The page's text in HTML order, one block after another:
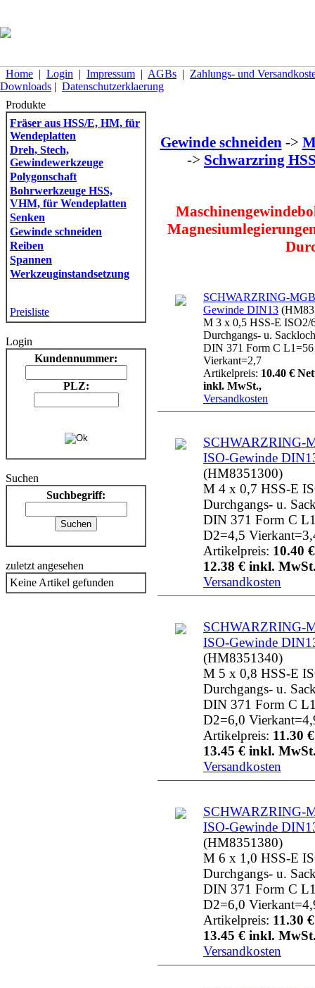
Home | Login | Impressum | AGBs | Zahlungs- und
Downloads | Datenschutzerklaerung
Produkte
Fräser aus HSS/E, HM, für
Wendeplatten
Dreh, Stech,
Gewindewerkzeuge
Polygonschaft
Bohrwerkzeuge HSS,
VHM, für Wendeplatten
Senken
Gewinde schneiden
Reiben
Spannen
Werkzeuginstandsetzung
Preisliste
Login
Kundennummer:
PLZ:
Suchen
Suchbegriff:
zuletzt angesehen
Keine Artikel gefunden
Gewinde schneiden->
-> Schwarzring
SCHWARZRING-
Gewinde DIN13
M 3 x 0,5 HSS-E ISO2/
Durchgangs- u. Sackloch
DIN 371 Form C
Vierkant=2,7
Artikelpreis: 10.40 €
inkl. MwSt.,
Versandkosten
SCHWARZRING-
ISO-Gewinde
(HM8351300)
M 4 x 0,7 HSS-E
Durchgangs- u.
DIN 371 Form C
D2=4,5
Artikelpreis: 10.40
12.38 € inkl.
Versandkosten
SCHWARZRING-
ISO-Gewinde
(HM8351340)
M 5 x 0,8 HSS-E
Durchgangs- u.
DIN 371 Form C
D2=6,0
Artikelpreis: 11.30
13.45 € inkl.
Versandkosten
SCHWARZRING-
ISO-Gewinde
(HM8351380)
M 6 x 1,0 HSS-E
Durchgangs- u.
DIN 371 Form C
D2=6,0
Artikelpreis: 11.30
13.45 € inkl.
Versandkosten